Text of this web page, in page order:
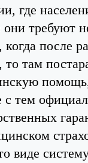
где
они требуют
когда после
то там
тем
виде